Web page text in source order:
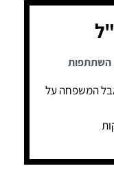
השתתפות
המשפחה על